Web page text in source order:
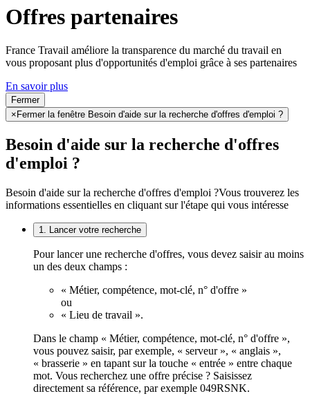
Offres partenaires
France Travail améliore la transparence du marché du travail en
vous proposant plus d'opportunités d'emploi grâce à ses partenaires
En savoir plus
Fermer
× Fermer la fenêtre Besoin d'aide sur la recherche d'offres d'emploi ?
Besoin d'aide sur la recherche d'offres
d'emploi ?
Besoin d'aide sur la recherche d'offres d'emploi ?Vous trouverez les
informations essentielles en cliquant sur l'étape qui vous intéresse
1. Lancer votre recherche
Pour lancer une recherche d'offres, vous devez saisir au moins
un des deux champs :
« Métier, compétence, mot-clé, n° d'offre »
ou
« Lieu de travail ».
Dans le champ « Métier, compétence, mot-clé, n° d'offre »,
vous pouvez saisir, par exemple, « serveur », « anglais »,
« brasserie » en tapant sur la touche « entrée » entre chaque
mot. Vous recherchez une offre précise ? Saisissez
directement sa référence, par exemple 049RSNK.